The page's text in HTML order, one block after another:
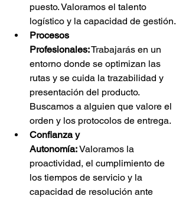
puesto. Valoramos el talento
logístico y la capacidad de gestión.
Procesos
Profesionales: Trabajarás en un
entorno donde se optimizan las
rutas y se cuida la trazabilidad y
presentación del producto.
Buscamos a alguien que valore el
orden y los protocolos de entrega.
Confianza y
Autonomía: Valoramos la
proactividad, el cumplimiento de
los tiempos de servicio y la
capacidad de resolución ante